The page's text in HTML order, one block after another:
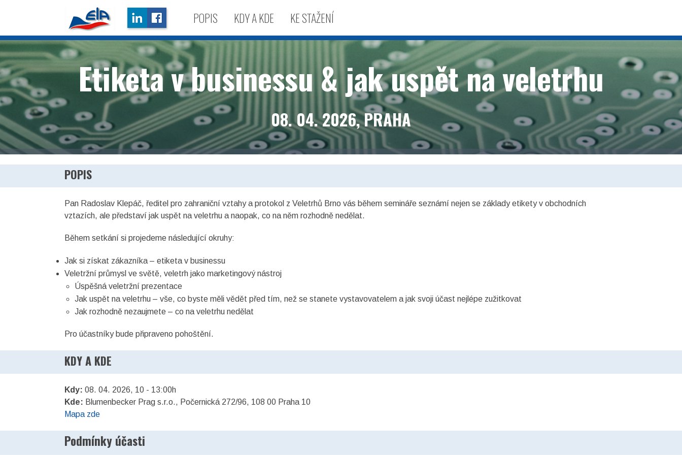
POPIS KDY A KDE KE STAŽENÍ
Etiketa v businessu & jak uspět na veletrhu
08. 04. 2026, PRAHA
POPIS
Pan Radoslav Klepáč, ředitel pro zahraniční vztahy a protokol z Veletrhů Brno vás během semináře seznámí nejen se základy etikety v obchodních
vztazích, ale představí jak uspět na veletrhu a naopak, co na něm rozhodně nedělat.
Během setkání si projedeme následující okruhy:
Jak si získat zákazníka – etiketa v businessu
Veletržní průmysl ve světě, veletrh jako marketingový nástroj
Úspěšná veletržní prezentace
Jak uspět na veletrhu – vše, co byste měli vědět před tím, než se stanete vystavovatelem a jak svoji účast nejlépe zužitkovat
Jak rozhodně nezaujmete – co na veletrhu nedělat
Pro účastníky bude připraveno pohoštění.
KDY A KDE
Kdy: 08. 04. 2026, 10 - 13:00h
Kde: Blumenbecker Prag s.r.o., Počernická 272/96, 108 00 Praha 10
Mapa zde
Podmínky účasti